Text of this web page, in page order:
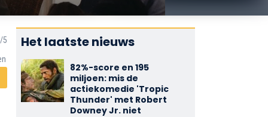
Het laatste nieuws
82%-score en 195
miljoen: mis de
actiekomedie 'Tropic
Thunder' met Robert
Downey Jr. niet